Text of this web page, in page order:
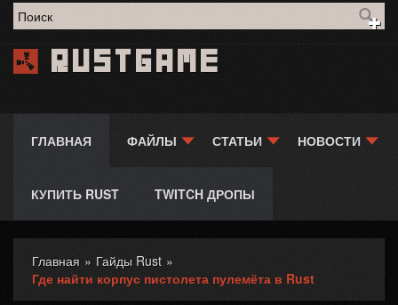
Форма поиска
Rustgame
ГЛАВНАЯ ФАЙЛЫ СТАТЬИ НОВОСТИ
КУПИТЬ RUST TWITCH ДРОПЫ
Вы здесь
Главная » Гайды Rust »
Где найти корпус пистолета пулемёта в Rust